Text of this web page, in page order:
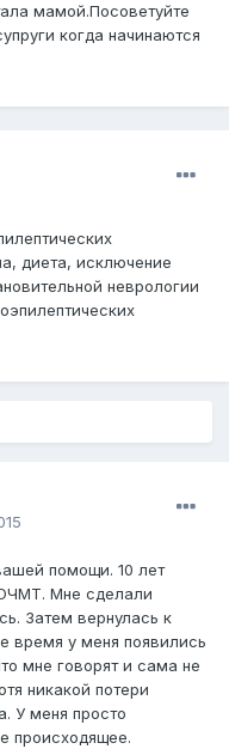
мамой.Посоветуйте
когда начинаются
диета, исключение
неврологии
помощи. 10 лет
Мне сделали
Затем вернулась к
время у меня появились
мне говорят и сама не
никакой потери
У меня просто
происходящее.